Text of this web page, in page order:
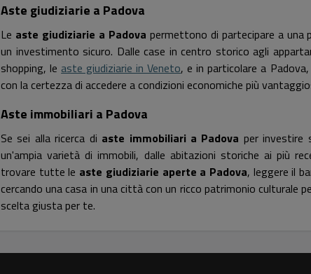
Aste giudiziarie a Padova
Le aste giudiziarie a Padova permettono di partecipare a una
un investimento sicuro. Dalle case in centro storico agli
shopping, le aste giudiziarie in Veneto, e in particolare a
con la certezza di accedere a condizioni economiche più
Aste immobiliari a Padova
Se sei alla ricerca di aste immobiliari a Padova per investire
un'ampia varietà di immobili, dalle abitazioni storiche ai più
trovare tutte le aste giudiziarie aperte a Padova, leggere il
cercando una casa in una città con un ricco patrimonio
scelta giusta per te.